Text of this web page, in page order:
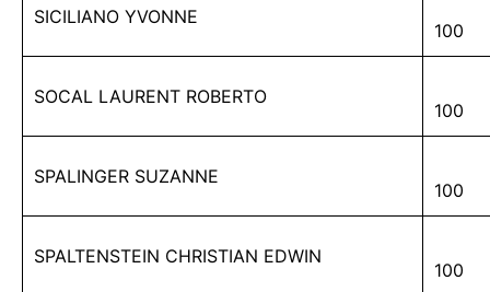
SICILIANO YVONNE
100
SOCAL LAURENT ROBERTO
100
SPALINGER SUZANNE
100
SPALTENSTEIN CHRISTIAN EDWIN
100